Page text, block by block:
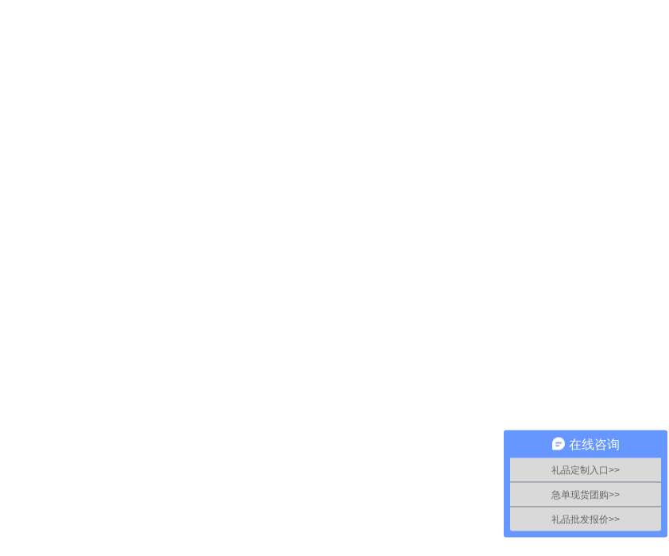
在线咨询
礼品定制入口>>
急单现货团购>>
礼品批发报价>>